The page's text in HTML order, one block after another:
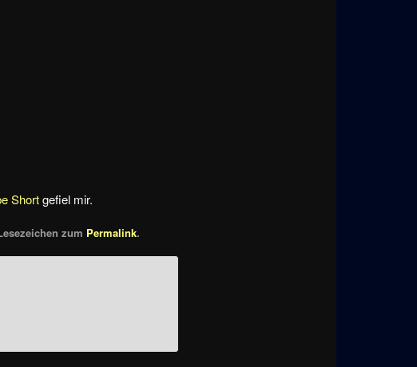
Shortgefiel mir.
zum Permalink.